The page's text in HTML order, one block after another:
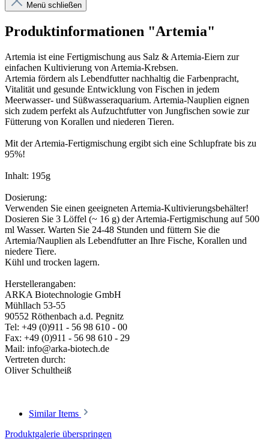
Menü schließen
Produktinformationen "Artemia"
Artemia ist eine Fertigmischung aus Salz & Artemia-Eiern zur
einfachen Kultivierung von Artemia-Krebsen.
Artemia fördern als Lebendfutter nachhaltig die Farbenpracht,
Vitalität und gesunde Entwicklung von Fischen in jedem
Meerwasser- und Süßwasseraquarium. Artemia-Nauplien eignen
sich zudem perfekt als Aufzuchtfutter von Jungfischen sowie zur
Fütterung von Korallen und niederen Tieren.
Mit der Artemia-Fertigmischung ergibt sich eine Schlupfrate bis zu
95%!
Inhalt: 195g
Dosierung:
Verwenden Sie einen geeigneten Artemia-Kultivierungsbehälter!
Dosieren Sie 3 Löffel (~ 16 g) der Artemia-Fertigmischung auf 500
ml Wasser. Warten Sie 24-48 Stunden und füttern Sie die
Artemia/Nauplien als Lebendfutter an Ihre Fische, Korallen und
niedere Tiere.
Kühl und trocken lagern.
Herstellerangaben:
ARKA Biotechnologie GmbH
Mühllach 53-55
90552 Röthenbach a.d. Pegnitz
Tel: +49 (0)911 - 56 98 610 - 00
Fax: +49 (0)911 - 56 98 610 - 29
Mail: info@arka-biotech.de
Vertreten durch:
Oliver Schultheiß
Similar Items
Produktgalerie überspringen